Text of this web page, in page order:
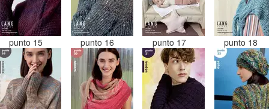
punto 15 punto 16 punto 17 punto 18